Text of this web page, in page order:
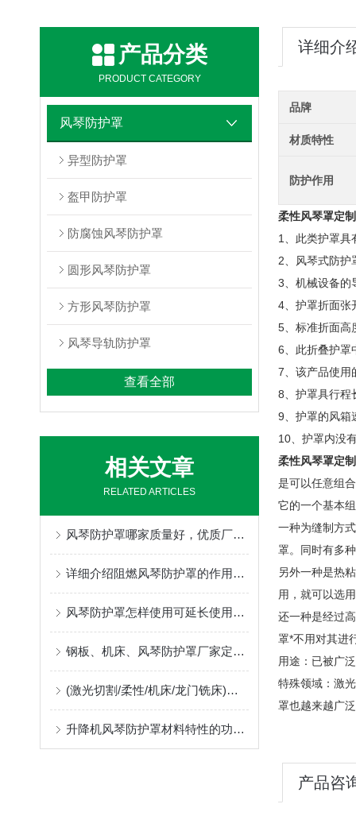
产品分类
PRODUCT CATEGORY
风琴防护罩
异型防护罩
盔甲防护罩
防腐蚀风琴防护罩
圆形风琴防护罩
方形风琴防护罩
风琴导轨防护罩
查看全部
相关文章
RELATED ARTICLES
风琴防护罩哪家质量好，优质厂家定制不得了
详细介绍阻燃风琴防护罩的作用及应用中出现问题的解决方案
风琴防护罩怎样使用可延长使用寿命
钢板、机床、风琴防护罩厂家定制指南：柔性防护材料的耐温、阻燃与往复寿命解析
(激光切割/柔性/机床/龙门铣床)风琴防护罩生产厂，位于河北沧州售后好支持非标定制
升降机风琴防护罩材料特性的功能匹配
详细介
品牌
材质特性
防护作用
柔性风琴罩定制
1、此类护罩具
2、风琴式防护
3、机械设备的
4、护罩折面张
5、标准折面高
6、此折叠护罩
7、该产品使用
8、护罩具行程
9、护罩的风箱
10、护罩内没
柔性风琴罩定制
是可以任意组
它的一个基本
一种为缝制方
罩。同时有多
另外一种是热
用，就可以选
还一种是经过
罩*不用对其进
用途：已被广
特殊领域：激
罩也越来越广
产品咨